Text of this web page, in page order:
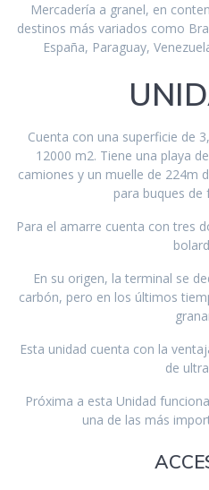
Mercadería a granel, en
destinos más variados como
España, Paraguay,
Cuenta con una superficie de
12000 m2. Tiene una playa
camiones y un muelle de 224m
para buques de
Para el amarre cuenta con tres
En su origen, la terminal se
carbón, pero en los últimos
Esta unidad cuenta con la
de
Próxima a esta Unidad
una de las más